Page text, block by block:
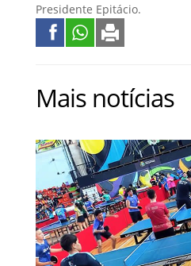
Presidente Epitácio.
Mais notícias